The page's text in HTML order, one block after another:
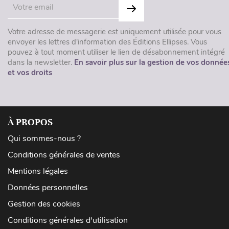
Votre adresse de messagerie est uniquement utilisée pour vous
envoyer les lettres d'information des Éditions Ellipses. Vous
pouvez à tout moment utiliser le lien de désabonnement intégré
dans la newsletter. En savoir plus sur la gestion de vos
et vos droits
À PROPOS
Qui sommes-nous ?
Conditions générales de ventes
Mentions légales
Données personnelles
Gestion des cookies
Conditions générales d'utilisation